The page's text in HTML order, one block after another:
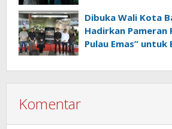
SDM Dimulai dari
Dibuka Wali Kota
Hadirkan Pameran
Pulau Emas” untuk
Komentar